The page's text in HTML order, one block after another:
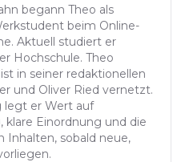
begann Theo als
beim Online-
Aktuell studiert er
Hochschule. Theo
in seiner redaktionellen
und Oliver Ried vernetzt.
legt er Wert auf
Einordnung und die
Inhalten, sobald neue,